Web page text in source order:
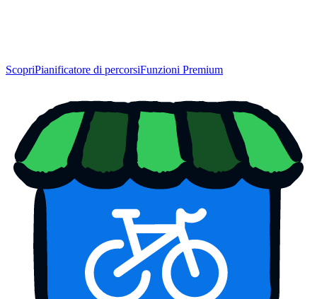
ScopriPianificatore di percorsiFunzioni Premium